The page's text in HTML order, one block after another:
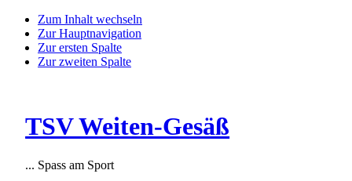
Zum Inhalt wechseln
Zur Hauptnavigation
Zur ersten Spalte
Zur zweiten Spalte
TSV Weiten-Gesäß
... Spass am Sport